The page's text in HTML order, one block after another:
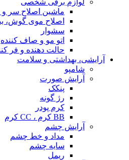
لوازم برقی شخصی
ماشین اصلاح سر
اصلاح موی گوش،
سشوار
اتو مو و صاف کننده
حالت دهنده و فر
آرایشی، بهداشتی و سلامت
شامپو
آرایش صورت
پنکک
رژ گونه
کرم پودر
BB کرم ، CC کرم
آرایش چشم
مداد و خط چشم
سایه چشم
ریمل